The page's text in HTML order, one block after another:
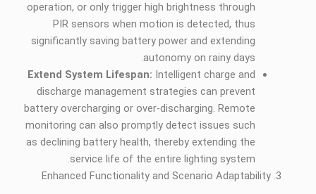
operation, or only trigger high brightness through
PIR sensors when motion is detected, thus
significantly saving battery power and extending
autonomy on rainy days.
Extend System Lifespan: Intelligent charge and
discharge management strategies can prevent
battery overcharging or over-discharging. Remote
monitoring can also promptly detect issues such
as declining battery health, thereby extending the
service life of the entire lighting system.
Enhanced Functionality and Scenario Adaptability